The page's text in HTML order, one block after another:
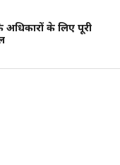
के लिए पूरी